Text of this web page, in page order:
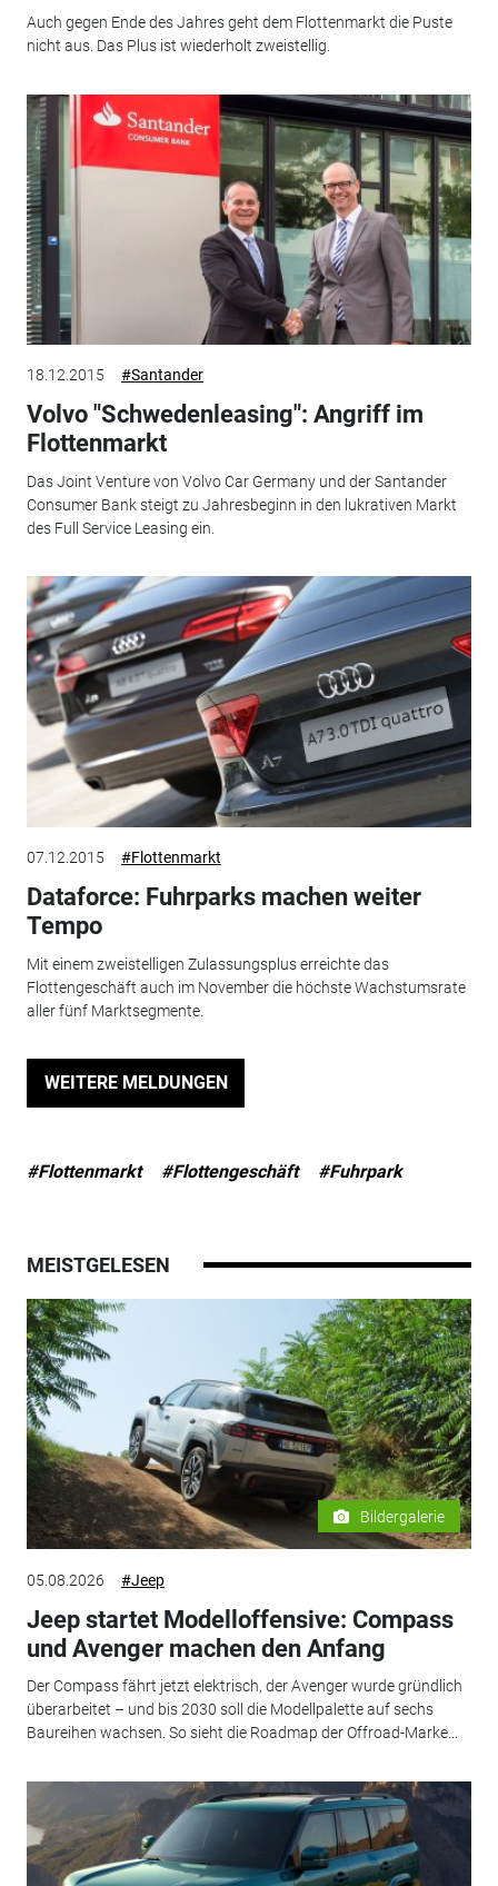
Auch gegen Ende des Jahres geht dem Flottenmarkt die Puste
nicht aus. Das Plus ist wiederholt zweistellig.
18.12.2015 #Santander
Volvo "Schwedenleasing": Angriff im
Flottenmarkt
Das Joint Venture von Volvo Car Germany und der Santander
Consumer Bank steigt zu Jahresbeginn in den lukrativen Markt
des Full Service Leasing ein.
07.12.2015 #Flottenmarkt
Dataforce: Fuhrparks machen weiter
Tempo
Mit einem zweistelligen Zulassungsplus erreichte das
Flottengeschäft auch im November die höchste Wachstumsrate
aller fünf Marktsegmente.
WEITERE MELDUNGEN
#Flottenmarkt #Flottengeschäft #Fuhrpark
MEISTGELESEN
Bildergalerie
05.08.2026 #Jeep
Jeep startet Modelloffensive: Compass
und Avenger machen den Anfang
Der Compass fährt jetzt elektrisch, der Avenger wurde gründlich
überarbeitet – und bis 2030 soll die Modellpalette auf sechs
Baureihen wachsen. So sieht die Roadmap der Offroad-Marke...